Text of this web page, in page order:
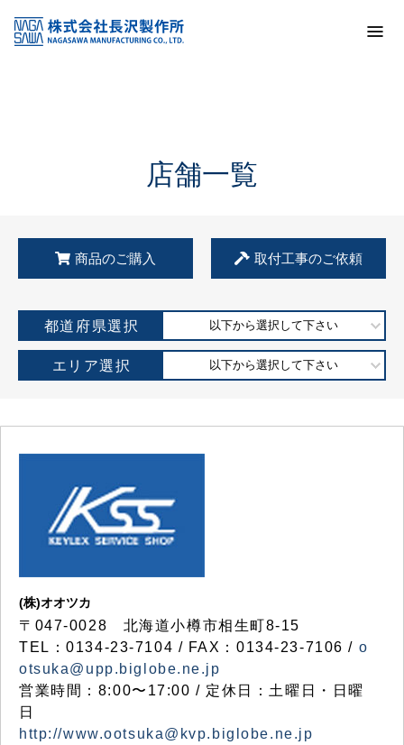
KSS加盟店・取扱店情報
店舗一覧
店舗一覧
商品のご購入 取付工事のご依頼
都道府県選択 以下から選択して下さい
エリア選択 以下から選択して下さい
(株)オオツカ
〒047-0028 北海道小樽市相生町8-15
TEL：0134-23-7104 / FAX：0134-23-7106 / o
otsuka@upp.biglobe.ne.jp
営業時間：8:00〜17:00 / 定休日：土曜日・日曜
日
http://www.ootsuka@kvp.biglobe.ne.jp